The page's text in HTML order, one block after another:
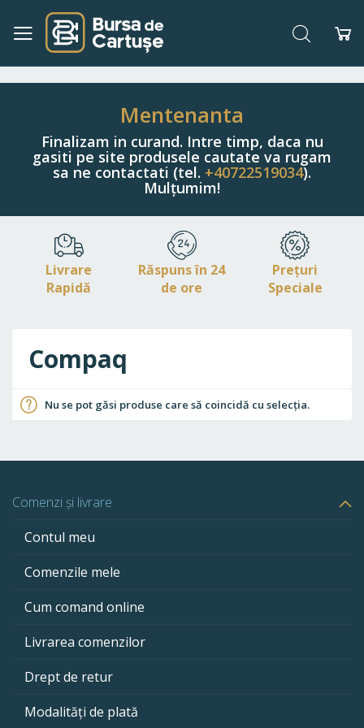
Navigați
Conținut
Căutare
Mentenanta
Finalizam in curand. Intre timp, daca nu
gasiti pe site produsele cautate va rugam
sa ne contactati (tel. +40722519034).
Mulțumim!
Livrare
Rapidă
Răspuns în 24
de ore
Prețuri
Speciale
Compaq
Nu se pot găsi produse care să coincidă cu selecția.
Comenzi și livrare
Contul meu
Comenzile mele
Cum comand online
Livrarea comenzilor
Drept de retur
Modalități de plată